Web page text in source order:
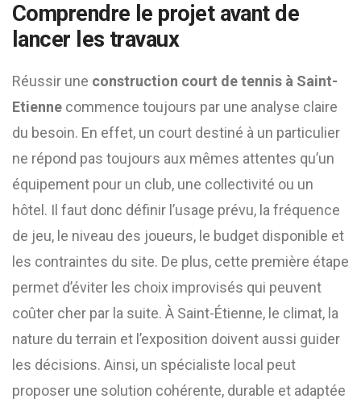
Comprendre le projet avant de
lancer les travaux
Réussir une construction court de tennis à Saint-
Etienne commence toujours par une analyse claire
du besoin. En effet, un court destiné à un particulier
ne répond pas toujours aux mêmes attentes qu’un
équipement pour un club, une collectivité ou un
hôtel. Il faut donc définir l’usage prévu, la fréquence
de jeu, le niveau des joueurs, le budget disponible et
les contraintes du site. De plus, cette première étape
permet d’éviter les choix improvisés qui peuvent
coûter cher par la suite. À Saint-Étienne, le climat, la
nature du terrain et l’exposition doivent aussi guider
les décisions. Ainsi, un spécialiste local peut
proposer une solution cohérente, durable et adaptée